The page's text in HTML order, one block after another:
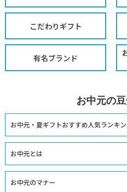
こだわりギフト
有名ブランド
お中元の
お中元・夏ギフトおすすめ人気ランキ
お中元とは
お中元のマナー